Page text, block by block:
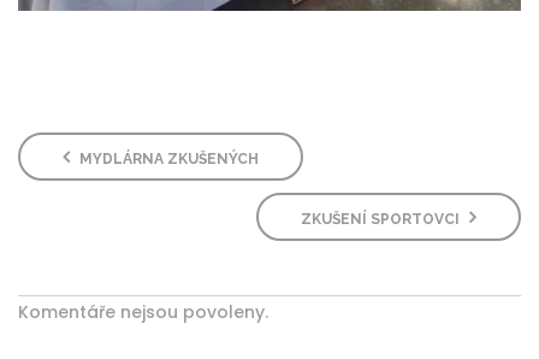
MYDLÁRNA ZKUŠENÝCH
ZKUŠENÍ SPORTOVCI
Komentáře nejsou povoleny.